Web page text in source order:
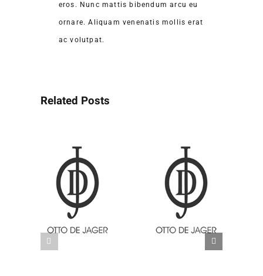
eros. Nunc mattis bibendum arcu eu
ornare. Aliquam venenatis mollis erat
ac volutpat.
Related Posts